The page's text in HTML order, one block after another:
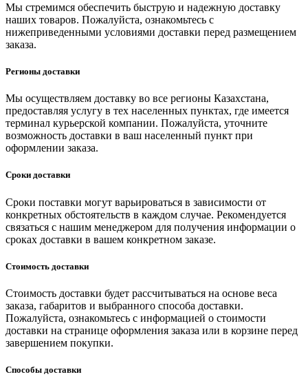
Мы стремимся обеспечить быструю и надежную доставку
наших товаров. Пожалуйста, ознакомьтесь с
нижеприведенными условиями доставки перед размещением
заказа.
Регионы доставки
Мы осуществляем доставку во все регионы Казахстана,
предоставляя услугу в тех населенных пунктах, где имеется
терминал курьерской компании. Пожалуйста, уточните
возможность доставки в ваш населенный пункт при
оформлении заказа.
Сроки доставки
Сроки поставки могут варьироваться в зависимости от
конкретных обстоятельств в каждом случае. Рекомендуется
связаться с нашим менеджером для получения информации о
сроках доставки в вашем конкретном заказе.
Стоимость доставки
Стоимость доставки будет рассчитываться на основе веса
заказа, габаритов и выбранного способа доставки.
Пожалуйста, ознакомьтесь с информацией о стоимости
доставки на странице оформления заказа или в корзине перед
завершением покупки.
Способы доставки